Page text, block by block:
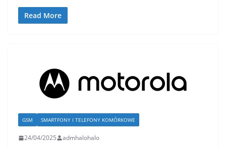
Read More
GSM SMARTFONY I TELEFONY KOMÓRKOWE
24/04/2025 admhalohalo